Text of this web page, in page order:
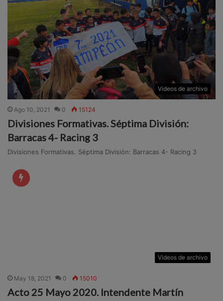
Videos de archivo
Ago 10, 2021 0 15124
Divisiones Formativas. Séptima División:
Barracas 4- Racing 3
Divisiones Formativas. Séptima División: Barracas 4- Racing 3
Videos de archivo
May 18, 2021 0 15010
Acto 25 Mayo 2020. Intendente Martín